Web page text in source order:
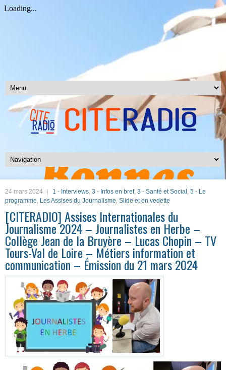
24 mars 2024 1 - Interviews, 3 - Infos en bref, 3 - Santé et Social , 5 - Le
programme, Les Assises du Journalisme, Slide et en vedette
[CITERADIO] Assises Internationales du
Journalisme 2024 – Journalistes en Herbe –
Collège Jean de la Bruyère – Lucas Chopin – TV
Tours-Val de Loire – Métiers information et
communication – Émission du 21 mars 2024